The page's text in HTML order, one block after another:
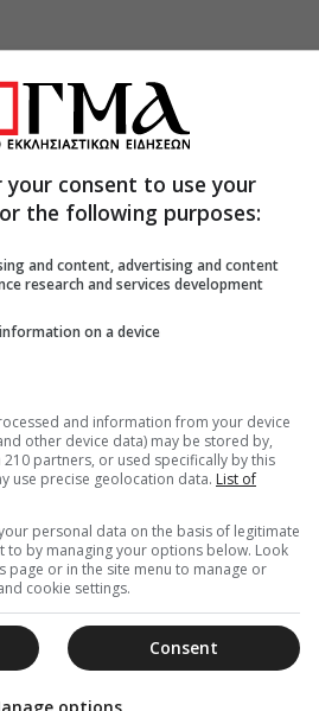
consent to use your
the following purposes:
and content, advertising and content
research and services development
on a device
and information from your device
other device data) may be stored by,
partners, or used specifically by this
use precise geolocation data. List of
personal data on the basis of legitimate
to by managing your options below. Look
or in the site menu to manage or
cookie settings.
Consent